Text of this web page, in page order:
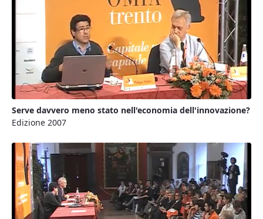
Serve davvero meno stato nell'economia dell'innovazione?
Edizione 2007